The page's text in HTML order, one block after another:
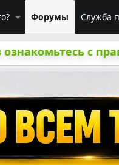
Форумы Служба
с